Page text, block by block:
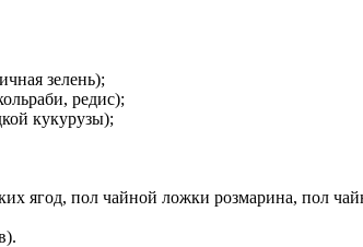
зелень);
редис);
кукурузы);
ягод, пол чайной ложки розмарина, пол